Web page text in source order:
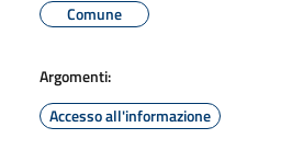
Comune
Argomenti:
Accesso all'informazione